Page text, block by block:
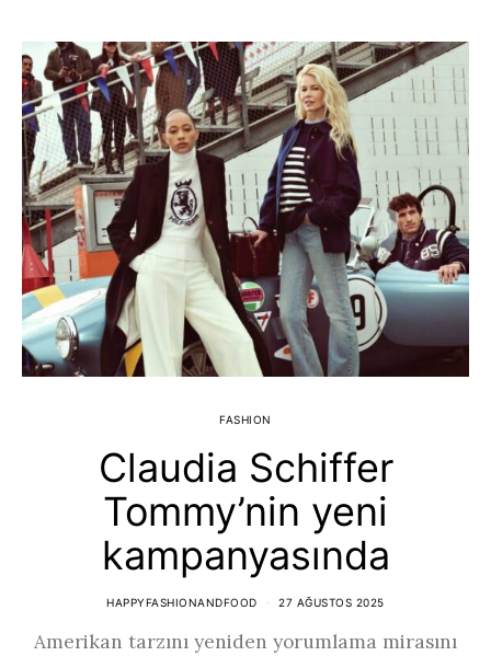
FASHION
Claudia Schiffer
Tommy’nin yeni
kampanyasında
HAPPYFASHIONANDFOOD 27 AĞUSTOS 2025
Amerikan tarzını yeniden yorumlama mirasını